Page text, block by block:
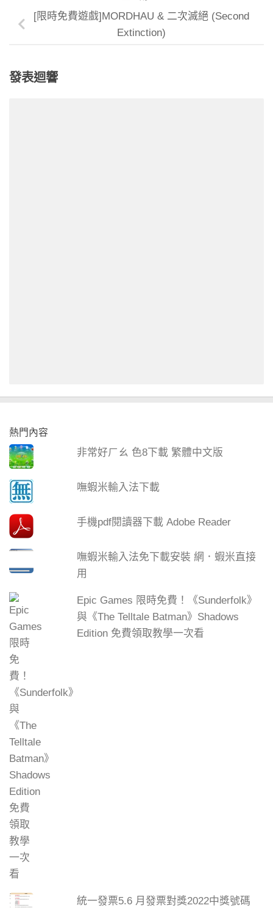
[限時免費遊戲]MORDHAU & 二次滅絕 (Second
Extinction)
發表迴響
熱門內容
非常好ㄏㄠ 色8下載 繁體中文版
嘸蝦米輸入法下載
手機pdf閱讀器下載 Adobe Reader
嘸蝦米輸入法免下載安裝 網．蝦米直接
用
Epic Games 限時免費！《Sunderfolk》
與《The Telltale Batman》Shadows
Edition 免費領取教學一次看
統一發票5.6 月發票對獎2022中獎號碼